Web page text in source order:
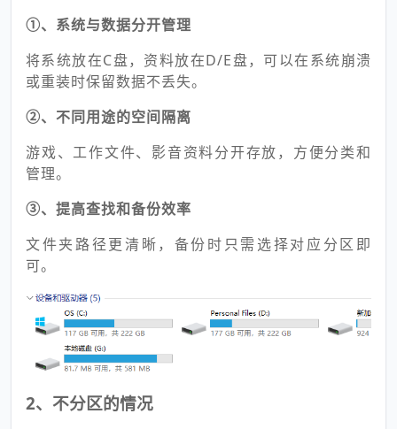
①、系统与数据分开管理
将系统放在C盘，资料放在D/E盘，可以在系统崩溃
或重装时保留数据不丢失。
②、不同用途的空间隔离
游戏、工作文件、影音资料分开存放，方便分类和
管理。
③、提高查找和备份效率
文件夹路径更清晰，备份时只需选择对应分区即
可。
2、不分区的情况